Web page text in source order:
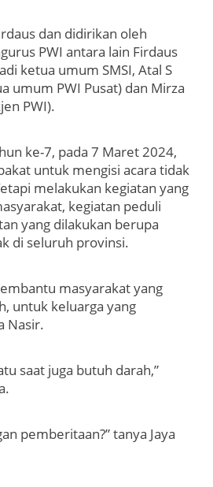
dan didirikan oleh
PWI antara lain Firdaus
ketua umum SMSI, Atal S
umum PWI Pusat) dan Mirza
PWI).
ke-7, pada 7 Maret 2024,
untuk mengisi acara tidak
melakukan kegiatan yang
kegiatan peduli
yang dilakukan berupa
di seluruh provinsi.
masyarakat yang
untuk keluarga yang
Nasir.
saat juga butuh darah,”
pemberitaan?” tanya Jaya